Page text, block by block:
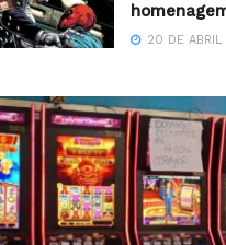
20 DE ABRIL